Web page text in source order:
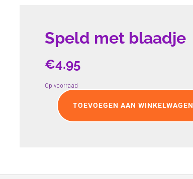
Speld met blaadje
€4.95
Op voorraad
Speld
TOEVOEGEN AAN WINKELWAGEN